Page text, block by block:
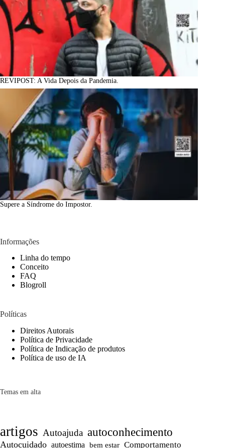
REVIPOST: A Vida Depois da Pandemia.
Supere a Síndrome do Impostor.
Informações
Linha do tempo
Conceito
FAQ
Blogroll
Políticas
Direitos Autorais
Política de Privacidade
Política de Indicação de produtos
Política de uso de IA
Temas em alta
artigos Autoajuda autoconhecimento
Autocuidado autoestima bem estar Comportamento